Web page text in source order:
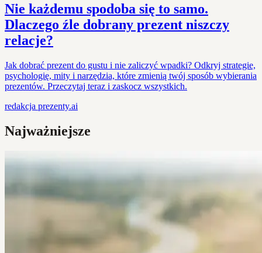
Nie każdemu spodoba się to samo.
Dlaczego źle dobrany prezent niszczy
relacje?
Jak dobrać prezent do gustu i nie zaliczyć wpadki? Odkryj strategie,
psychologię, mity i narzędzia, które zmienią twój sposób wybierania
prezentów. Przeczytaj teraz i zaskocz wszystkich.
redakcja prezenty.ai
Najważniejsze